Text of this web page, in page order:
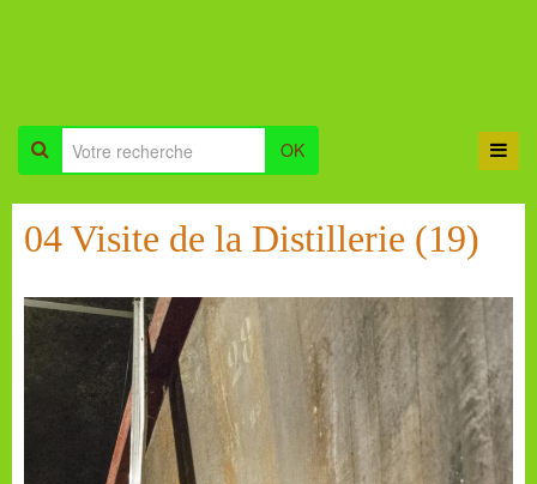
OK
04 Visite de la Distillerie (19)